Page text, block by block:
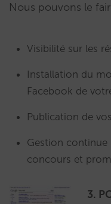
Nous pouvons le
Visibilité sur les
Installation du
Facebook de
Publication de
Gestion continue
concours et
3.